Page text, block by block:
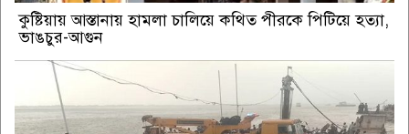
কুষ্টিয়ায় আস্তানায় হামলা চালিয়ে কথিত পীরকে পিটিয়ে হত্যা,
ভাঙচুর-আগুন